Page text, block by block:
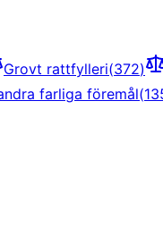
Grovt rattfylleri(372)
farliga föremål(